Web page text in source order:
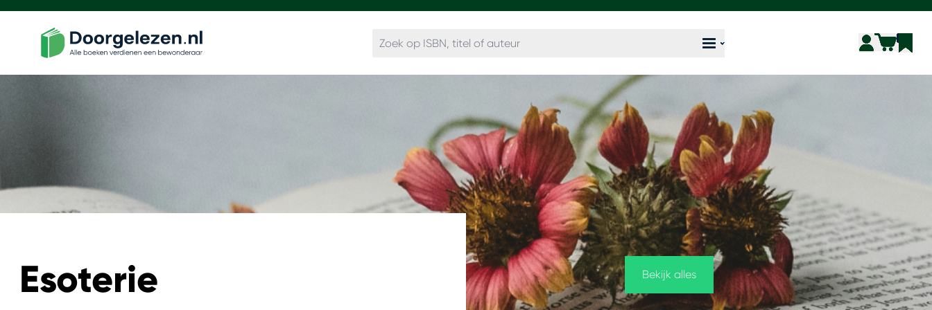
Esoterie Bekijk alles